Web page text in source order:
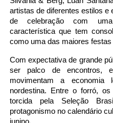
artistas de diferentes estilos
de celebração com uma
característica que tem
como uma das maiores
Com expectativa de grande
ser palco de encontros,
movimentam a
nordestina. Entre o forró,
torcida pela Seleção
protagonismo no calendário